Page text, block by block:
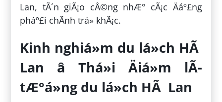
Lan, tÃ´n giÃ¡o cÅ©ng nhÆ° cÃ¡c Äáº£ng
pháº£i chÃ­nh trá» khÃ¡c.
Kinh nghiá»m du lá»ch HÃ
Lan â Thá»i Äiá»m lÃ­
tÆ°á»ng du lá»ch HÃ Lan